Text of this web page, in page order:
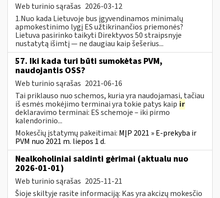
Web turinio sąrašas 2026-03-12
1.Nuo kada Lietuvoje bus įgyvendinamos minimalų
apmokestinimo lygį ES užtikrinančios priemonės?
Lietuva pasirinko taikyti Direktyvos 50 straipsnyje
nustatytą išimtį — ne daugiau kaip šešerius...
57. Iki kada turi būti sumokėtas PVM,
naudojantis OSS?
Web turinio sąrašas 2021-06-16
Tai priklauso nuo schemos, kuria yra naudojamasi, tačiau
iš esmės mokėjimo terminai yra tokie patys kaip ir
deklaravimo terminai: ES schemoje – iki pirmo
kalendorinio...
Mokesčių įstatymų pakeitimai: MĮP 2021 » E-prekyba ir
PVM nuo 2021 m. liepos 1 d.
Nealkoholiniai saldinti gėrimai (aktualu nuo
2026-01-01)
Web turinio sąrašas 2025-11-21
Šioje skiltyje rasite informaciją: Kas yra akcizų mokesčio